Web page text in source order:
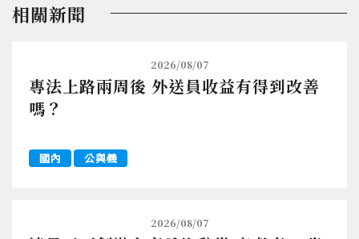
相關新聞
2026/08/07
專法上路兩周後 外送員收益有得到改善
嗎？
國內 公與義
2026/08/07